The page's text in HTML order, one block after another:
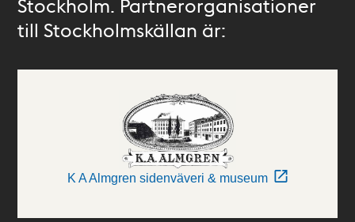
Stockholm. Partnerorganisationer
till Stockholmskällan är:
K A Almgren sidenväveri & museum